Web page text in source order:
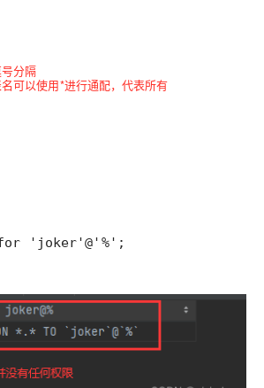
分隔
可以使用*进行通配，代表所有
'joker'@'%';